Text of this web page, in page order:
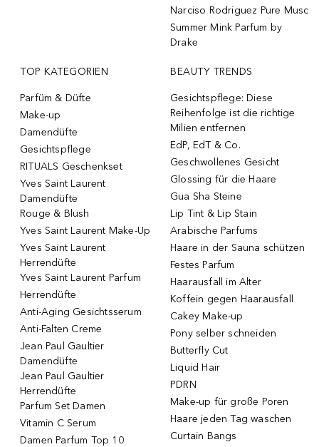
Narciso Rodriguez Pure Musc
Summer Mink Parfum by
Drake
TOP KATEGORIEN
Parfüm & Düfte
Make-up
Damendüfte
Gesichtspflege
RITUALS Geschenkset
Yves Saint Laurent
Damendüfte
Rouge & Blush
Yves Saint Laurent Make-Up
Yves Saint Laurent
Herrendüfte
Yves Saint Laurent Parfum
Herrendüfte
Anti-Aging Gesichtsserum
Anti-Falten Creme
Jean Paul Gaultier
Damendüfte
Jean Paul Gaultier
Herrendüfte
Parfum Set Damen
Vitamin C Serum
Damen Parfum Top 10
BEAUTY TRENDS
Gesichtspflege: Diese
Reihenfolge ist die richtige
Milien entfernen
EdP, EdT & Co.
Geschwollenes Gesicht
Glossing für die Haare
Gua Sha Steine
Lip Tint & Lip Stain
Arabische Parfums
Haare in der Sauna schützen
Festes Parfum
Haarausfall im Alter
Koffein gegen Haarausfall
Cakey Make-up
Pony selber schneiden
Butterfly Cut
Liquid Hair
PDRN
Make-up für große Poren
Haare jeden Tag waschen
Curtain Bangs